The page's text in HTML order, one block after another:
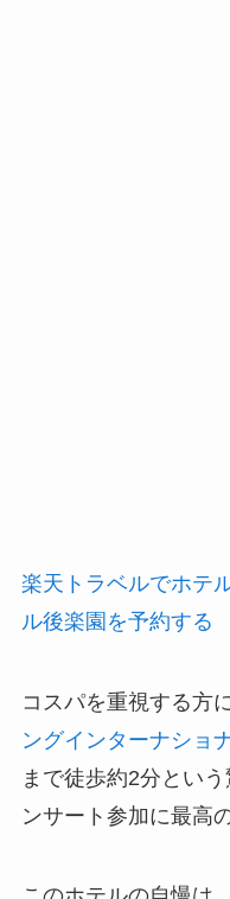
楽天トラベルでホテ
ル後楽園を予約する
コスパを重視する方
ングインターナショ
まで徒歩約2分とい
ンサート参加に最高